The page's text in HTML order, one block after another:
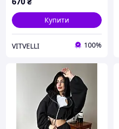
Купити
VITVELLI 100%